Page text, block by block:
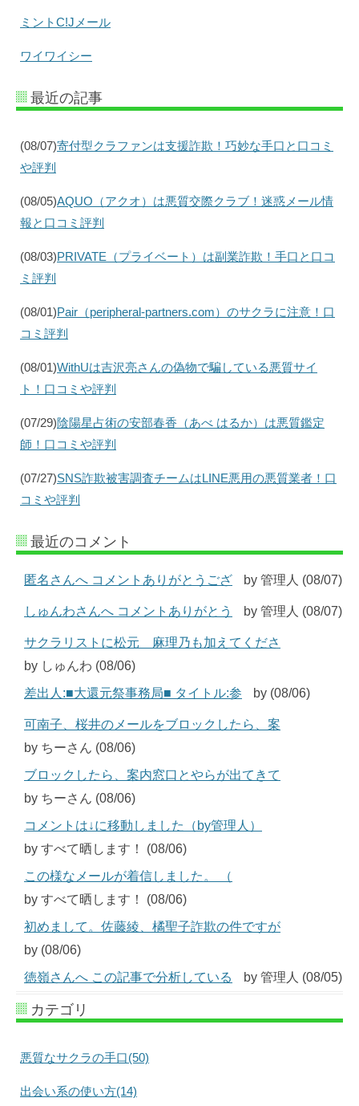
ミントC!Jメール
ワイワイシー
最近の記事
(08/07)寄付型クラファンは支援詐欺！巧妙な手口と口コミ
や評判
(08/05)AQUO（アクオ）は悪質交際クラブ！迷惑メール情
報と口コミ評判
(08/03)PRIVATE（プライベート）は副業詐欺！手口と口コ
ミ評判
(08/01)Pair（peripheral-partners.com）のサクラに注意！口
コミ評判
(08/01)WithUは吉沢亮さんの偽物で騙している悪質サイ
ト！口コミや評判
(07/29)陰陽星占術の安部春香（あべ はるか）は悪質鑑定
師！口コミや評判
(07/27)SNS詐欺被害調査チームはLINE悪用の悪質業者！口
コミや評判
最近のコメント
匿名さんへ コメントありがとうござ by 管理人 (08/07)
しゅんわさんへ コメントありがとう by 管理人 (08/07)
サクラリストに松元 麻理乃も加えてくださ
by しゅんわ (08/06)
差出人:■大還元祭事務局■ タイトル:参
by (08/06)
可南子、桜井のメールをブロックしたら、案
by ちーさん (08/06)
ブロックしたら、案内窓口とやらが出てきて
by ちーさん (08/06)
コメントは↓に移動しました（by管理人）
by すべて晒します！ (08/06)
この様なメールが着信しました。 （
by すべて晒します！ (08/06)
初めまして。佐藤綾、橘聖子詐欺の件ですが
by (08/06)
徳嶺さんへ この記事で分析している
by 管理人 (08/05)
カテゴリ
悪質なサクラの手口(50)
出会い系の使い方(14)